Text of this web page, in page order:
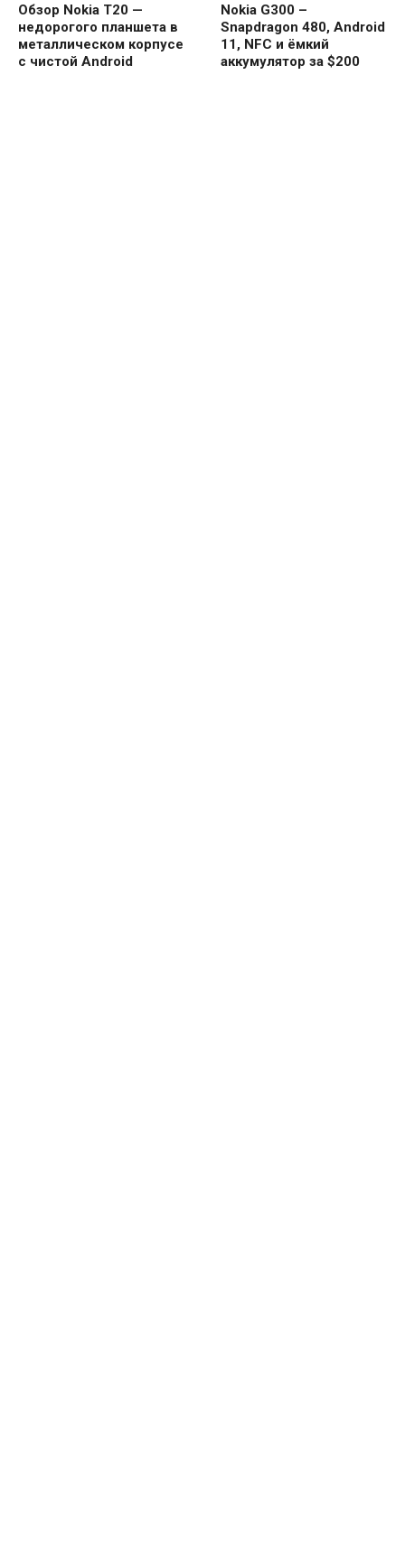
Обзор Nokia T20 —
недорогого планшета в
металлическом корпусе
с чистой Android
Nokia G300 –
Snapdragon 480, Android
11, NFC и ёмкий
аккумулятор за $200